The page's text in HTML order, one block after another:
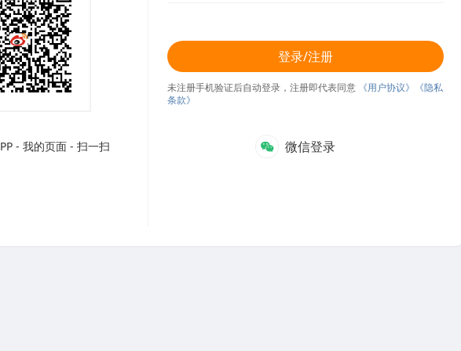
- 我的页面 - 扫一扫
登录/注册
未注册手机验证后自动登录，注册即代表同意 《用户协议》
《隐私
条款》
微信登录